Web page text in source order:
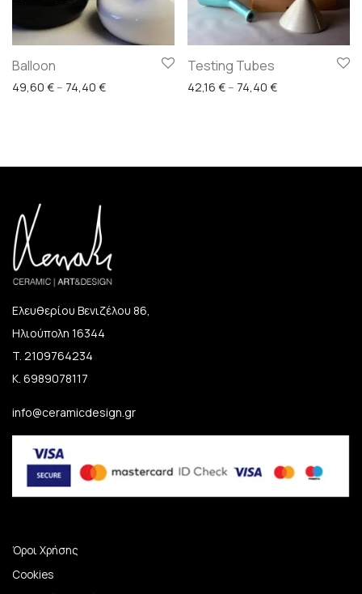
Balloon
49,60 € – 74,40 €Price range: 49,60 € through 74,40 €
Testing Tubes
42,16 € – 74,40 €Price range:
Ελευθερίου Βενιζέλου 86,
Ηλιούπολη 16344
T. 2109764234
K. 6989078117
info@ceramicdesign.gr
Όροι Χρήσης
Cookies